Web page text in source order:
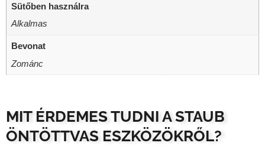
Sütőben használra
Alkalmas
Bevonat
Zománc
MIT ÉRDEMES TUDNI A STAUB
ÖNTÖTTVAS ESZKÖZÖKRŐL?